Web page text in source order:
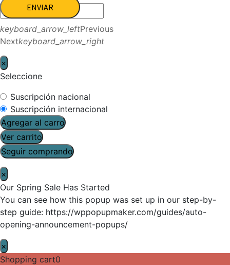
ENVIAR
keyboard_arrow_leftPrevious
Nextkeyboard_arrow_right
×
Seleccione
Suscripción nacional
Suscripción internacional
Agregar al carro
Ver carrito
Seguir comprando
×
Our Spring Sale Has Started
You can see how this popup was set up in our step-by-
step guide: https://wppopupmaker.com/guides/auto-
opening-announcement-popups/
×
Shopping cart0